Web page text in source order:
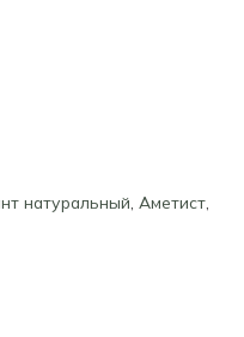
натуральный Аметист